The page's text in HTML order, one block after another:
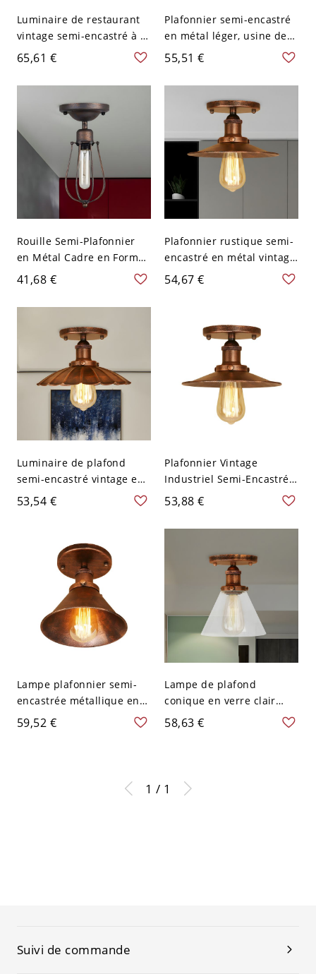
Luminaire de restaurant
vintage semi-encastré à 1
tête de 11,5" de large avec
abat-jour métallique en
bol en rouille
65,61 €
Plafonnier semi-encastré
en métal léger, usine de
lumière de plafond en
forme de cône rouillé,
luminaire de porche
55,51 €
Rouille Semi-Plafonnier
en Métal Cadre en Forme
de Poire à 1 Ampoule
Style Industriel Lampe
Encastrée pour Couloir -
41,68 €
Plafonnier rustique semi-
encastré en métal vintage
avec une seule ampoule,
monté au plafond dans le
54,67 €
Luminaire de plafond
semi-encastré vintage en
métal avec ampoule
unique pour balcon en
53,54 €
Plafonnier Vintage
Industriel Semi-Encastré,
Abat-Jour Métal pour
Couloir - Rouillé 110 V-120
V
53,88 €
Lampe plafonnier semi-
encastrée métallique en
forme de grange
d'entrepôt pour couloir -
59,52 €
Lampe de plafond
conique en verre clair
vintage 1 lumière,
montage semi-encastré
58,63 €
1 / 1
Suivi de commande